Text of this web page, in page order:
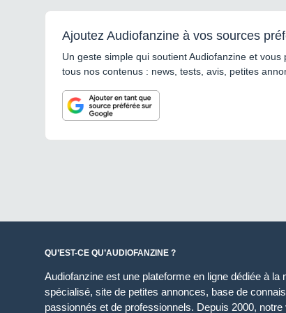
Ajoutez Audiofanzine à vos sources
Un geste simple qui soutient Audiofanzine et
tous nos contenus : news, tests, avis, petites
QU’EST-CE QU’AUDIOFANZINE ?
Audiofanzine est une plateforme en ligne dédiée à la
spécialisé, site de petites annonces, base de
passionnés et de professionnels. Depuis 2000,